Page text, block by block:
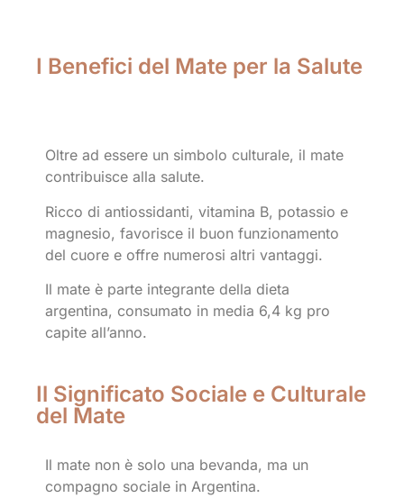
I Benefici del Mate per la Salute
Oltre ad essere un simbolo culturale, il mate
contribuisce alla salute.
Ricco di antiossidanti, vitamina B, potassio e
magnesio, favorisce il buon funzionamento
del cuore e offre numerosi altri vantaggi.
Il mate è parte integrante della dieta
argentina, consumato in media 6,4 kg pro
capite all’anno.
Il Significato Sociale e Culturale
del Mate
Il mate non è solo una bevanda, ma un
compagno sociale in Argentina.